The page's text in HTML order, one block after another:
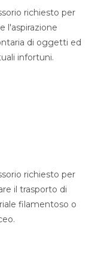
richiesto per
l'aspirazione
di oggetti ed
infortuni.
richiesto per
il trasporto di
filamentoso o